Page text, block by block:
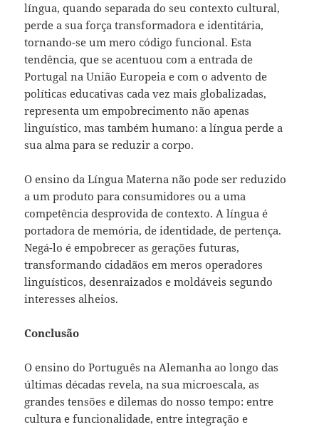
língua, quando separada do seu contexto cultural,
perde a sua força transformadora e identitária,
tornando-se um mero código funcional. Esta
tendência, que se acentuou com a entrada de
Portugal na União Europeia e com o advento de
políticas educativas cada vez mais globalizadas,
representa um empobrecimento não apenas
linguístico, mas também humano: a língua perde a
sua alma para se reduzir a corpo.
O ensino da Língua Materna não pode ser reduzido
a um produto para consumidores ou a uma
competência desprovida de contexto. A língua é
portadora de memória, de identidade, de pertença.
Negá-lo é empobrecer as gerações futuras,
transformando cidadãos em meros operadores
linguísticos, desenraizados e moldáveis segundo
interesses alheios.
Conclusão
O ensino do Português na Alemanha ao longo das
últimas décadas revela, na sua microescala, as
grandes tensões e dilemas do nosso tempo: entre
cultura e funcionalidade, entre integração e